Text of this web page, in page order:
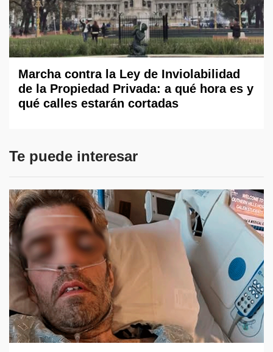
Marcha contra la Ley de Inviolabilidad
de la Propiedad Privada: a qué hora es y
qué calles estarán cortadas
Te puede interesar